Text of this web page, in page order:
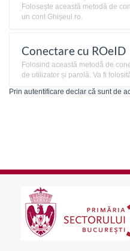
Folosește această metodă de
un cont Ghișeul.ro.
Conectare cu ROeID
Folosind această metodă de
de utilizator și parolă. Va fi
Prin autentificare declar că sunt de